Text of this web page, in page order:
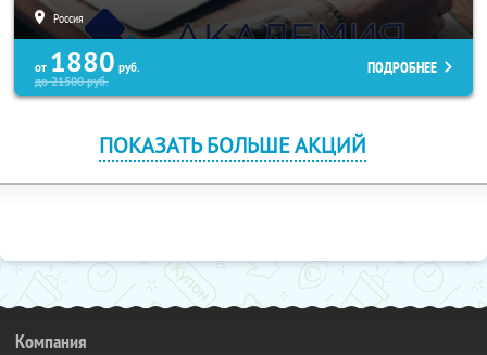
Россия
от 1880 руб.
до21500руб.
ПОДРОБНЕЕ
ПОКАЗАТЬ БОЛЬШЕ АКЦИЙ
Компания